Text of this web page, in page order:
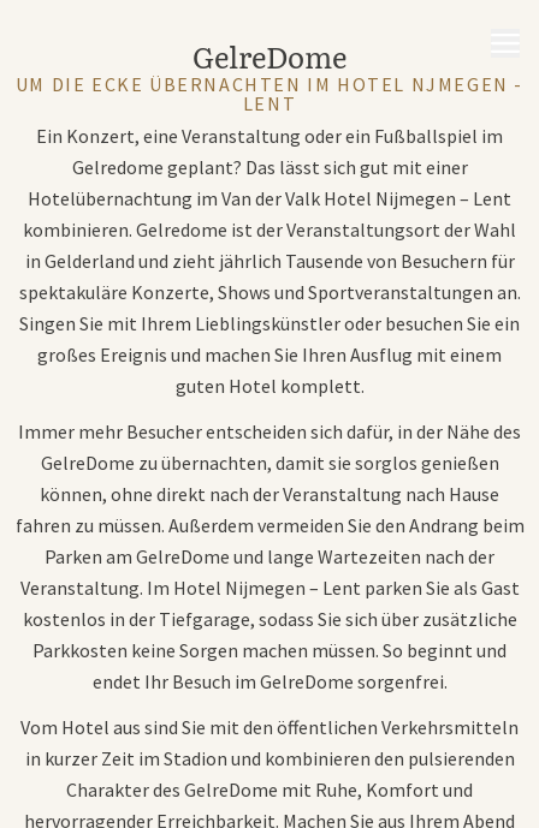
GelreDome
UM DIE ECKE ÜBERNACHTEN IM HOTEL NJMEGEN -
LENT
Ein Konzert, eine Veranstaltung oder ein Fußballspiel im
Gelredome geplant? Das lässt sich gut mit einer
Hotelübernachtung im Van der Valk Hotel Nijmegen – Lent
kombinieren. Gelredome ist der Veranstaltungsort der Wahl
in Gelderland und zieht jährlich Tausende von Besuchern für
spektakuläre Konzerte, Shows und Sportveranstaltungen an.
Singen Sie mit Ihrem Lieblingskünstler oder besuchen Sie ein
großes Ereignis und machen Sie Ihren Ausflug mit einem
guten Hotel komplett.
Immer mehr Besucher entscheiden sich dafür, in der Nähe des
GelreDome zu übernachten, damit sie sorglos genießen
können, ohne direkt nach der Veranstaltung nach Hause
fahren zu müssen. Außerdem vermeiden Sie den Andrang beim
Parken am GelreDome und lange Wartezeiten nach der
Veranstaltung. Im Hotel Nijmegen – Lent parken Sie als Gast
kostenlos in der Tiefgarage, sodass Sie sich über zusätzliche
Parkkosten keine Sorgen machen müssen. So beginnt und
endet Ihr Besuch im GelreDome sorgenfrei.
Vom Hotel aus sind Sie mit den öffentlichen Verkehrsmitteln
in kurzer Zeit im Stadion und kombinieren den pulsierenden
Charakter des GelreDome mit Ruhe, Komfort und
hervorragender Erreichbarkeit. Machen Sie aus Ihrem Abend